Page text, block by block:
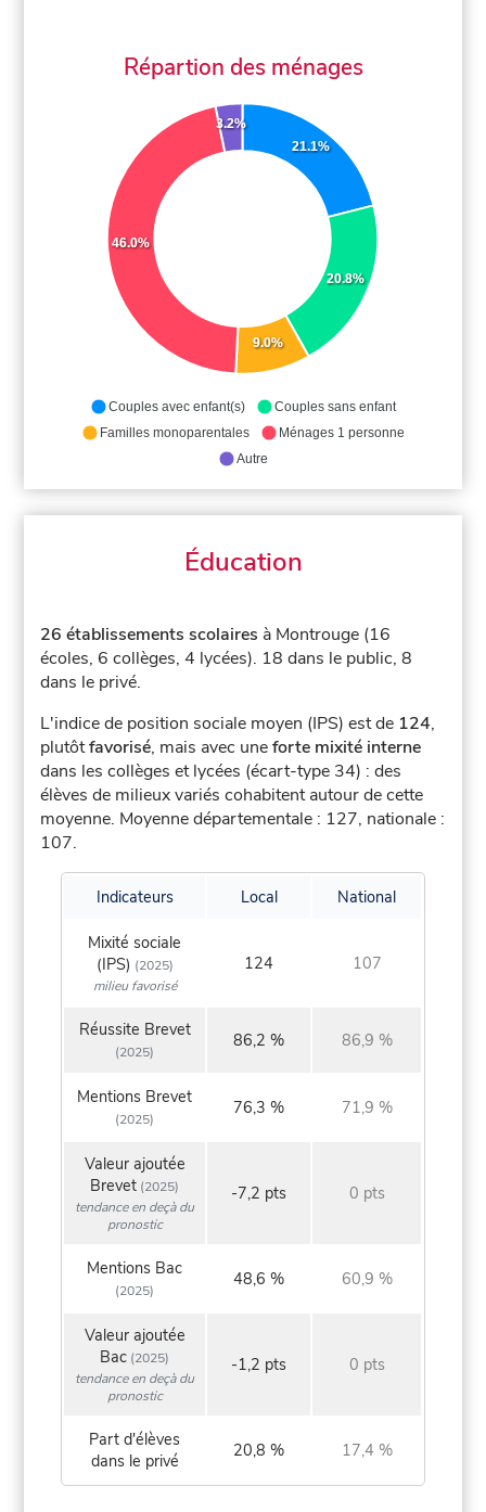
Répartion des ménages
21.1%
20.8%
9.0%
46.0%
3.2%
Couples avec enfant(s)
Couples sans enfant
Familles monoparentales
Ménages 1 personne
Autre
Éducation
26 établissements scolaires à Montrouge (16
écoles, 6 collèges, 4 lycées). 18 dans le public, 8
dans le privé.
L'indice de position sociale moyen (IPS) est de 124,
plutôtfavorisé, mais avec uneforte mixité interne
dans les collèges et lycées (écart-type 34) : des
élèves de milieux variés cohabitent autour de cette
moyenne. Moyenne départementale : 127, nationale :
107.
Indicateurs Local National
Mixité sociale
(IPS) (2025)
milieu favorisé
124 107
Réussite Brevet
(2025)
86,2 % 86,9 %
Mentions Brevet
(2025)
76,3 % 71,9 %
Valeur ajoutée
Brevet (2025)
tendance en deçà du
pronostic
-7,2 pts 0 pts
Mentions Bac
(2025)
48,6 % 60,9 %
Valeur ajoutée
Bac (2025)
tendance en deçà du
pronostic
-1,2 pts 0 pts
Part d'élèves
dans le privé
20,8 % 17,4 %